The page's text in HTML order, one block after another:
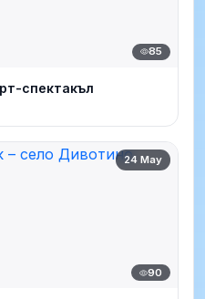
85
спектакъл
24 May
90